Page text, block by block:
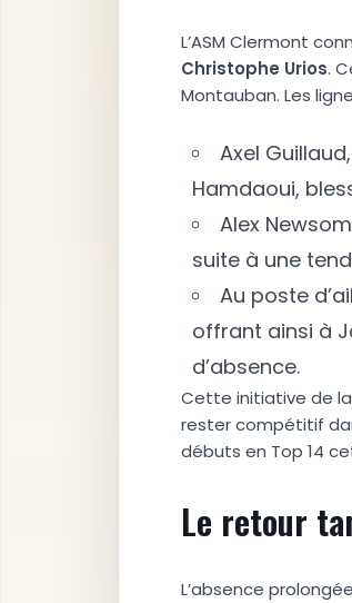
L’ASM Clermont
Christophe Urios.
Montauban. Les
Axel
Hamdaoui,
Alex
suite à une
Au poste
offrant ainsi à
d’absence.
Cette initiative de
rester compétitif
débuts en Top 14
Le retour
L’absence